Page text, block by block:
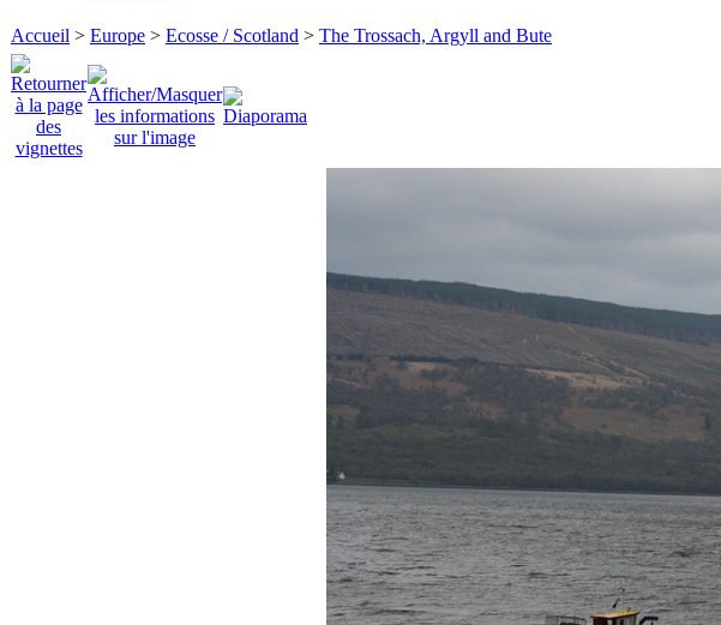
Accueil > Europe > Ecosse / Scotland > The Trossach, Argyll and Bute